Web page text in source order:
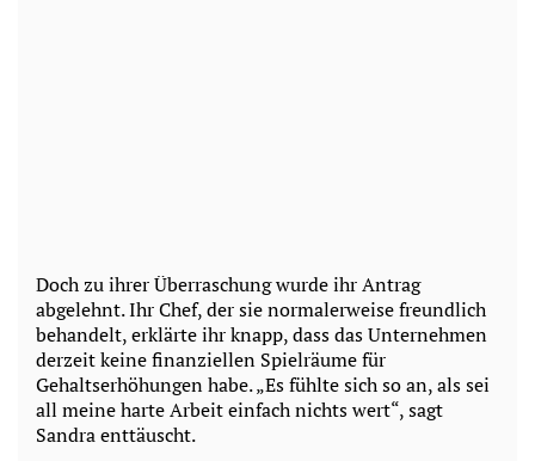
Doch zu ihrer Überraschung wurde ihr Antrag
abgelehnt. Ihr Chef, der sie normalerweise freundlich
behandelt, erklärte ihr knapp, dass das Unternehmen
derzeit keine finanziellen Spielräume für
Gehaltserhöhungen habe. „Es fühlte sich so an, als sei
all meine harte Arbeit einfach nichts wert“, sagt
Sandra enttäuscht.